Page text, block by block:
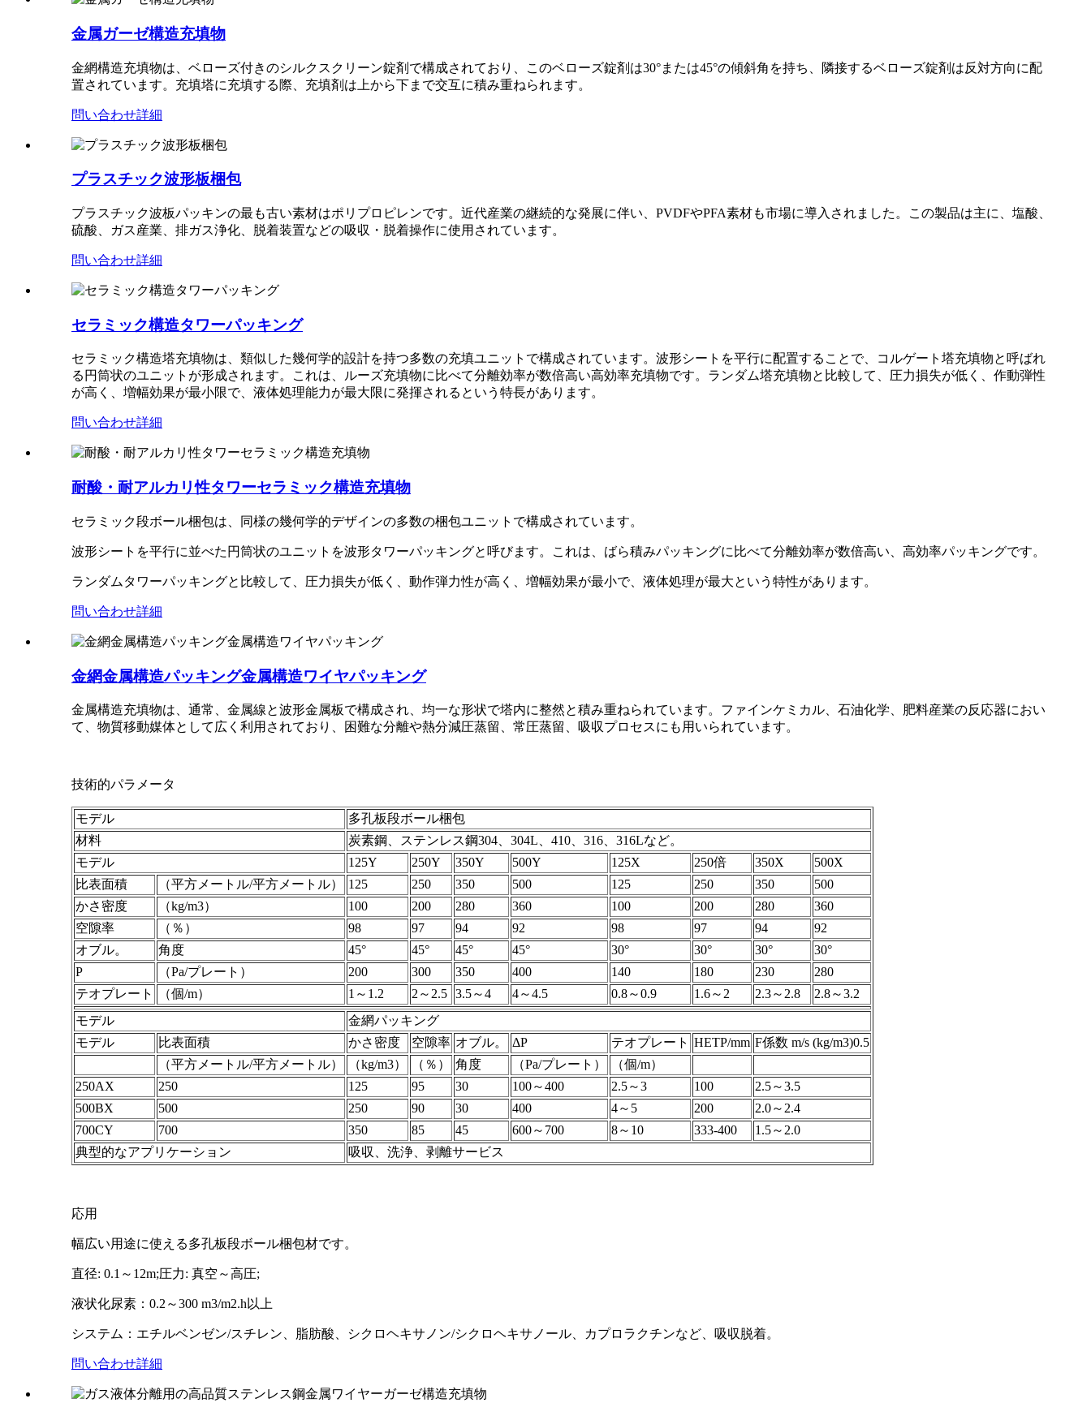
金属ガーゼ構造充填物
金網構造充填物は、ベローズ付きのシルクスクリーン錠剤で構成されており、このベローズ錠剤は30°または45°の傾斜角を持ち、隣接するベローズ錠剤は反対方向に配
置されています。充填塔に充填する際、充填剤は上から下まで交互に積み重ねられます。
問い合わせ詳細
プラスチック波形板梱包
プラスチック波板パッキンの最も古い素材はポリプロピレンです。近代産業の継続的な発展に伴い、PVDFやPFA素材も市場に導入されました。この製品は主に、塩酸、
硫酸、ガス産業、排ガス浄化、脱着装置などの吸収・脱着操作に使用されています。
問い合わせ詳細
セラミック構造タワーパッキング
セラミック構造塔充填物は、類似した幾何学的設計を持つ多数の充填ユニットで構成されています。波形シートを平行に配置することで、コルゲート塔充填物と呼ばれ
る円筒状のユニットが形成されます。これは、ルーズ充填物に比べて分離効率が数倍高い高効率充填物です。ランダム塔充填物と比較して、圧力損失が低く、作動弾性
が高く、増幅効果が最小限で、液体処理能力が最大限に発揮されるという特長があります。
問い合わせ詳細
耐酸・耐アルカリ性タワーセラミック構造充填物
セラミック段ボール梱包は、同様の幾何学的デザインの多数の梱包ユニットで構成されています。
波形シートを平行に並べた円筒状のユニットを波形タワーパッキングと呼びます。これは、ばら積みパッキングに比べて分離効率が数倍高い、高効率パッキングです。
ランダムタワーパッキングと比較して、圧力損失が低く、動作弾力性が高く、増幅効果が最小で、液体処理が最大という特性があります。
問い合わせ詳細
金網金属構造パッキング金属構造ワイヤパッキング
金属構造充填物は、通常、金属線と波形金属板で構成され、均一な形状で塔内に整然と積み重ねられています。ファインケミカル、石油化学、肥料産業の反応器におい
て、物質移動媒体として広く利用されており、困難な分離や熱分減圧蒸留、常圧蒸留、吸収プロセスにも用いられています。
技術的パラメータ
モデル
多孔板段ボール梱包
材料
炭素鋼、ステンレス鋼304、304L、410、316、316Lなど。
モデル
125Y 250Y 350Y 500Y 125X 250倍 350X
500X
比表面積
（平方メートル/平方メートル） 125 250 350 500 125 250 350
500
かさ密度
（kg/m3） 100 200 280 360 100 200 280
360
空隙率
（％） 98 97 94 92 98 97 94
92
オブル。
角度 45° 45° 45° 45° 30° 30° 30°
30°
P
（Pa/プレート） 200 300 350 400 140 180 230
280
テオプレート
（個/m） 1～1.2 2～2.5 3.5～4 4～4.5 0.8～0.9 1.6～2 2.3～2.8
2.8～3.2
モデル
金網パッキング
モデル
比表面積 かさ密度 空隙率 オブル。 ΔP テオプレート HETP/mm F係数 m/s (kg/m3)0.5
（平方メートル/平方メートル）
（kg/m3） （％） 角度 （Pa/プレート）
（個/m）
250AX
250 125 95 30 100～400 2.5～3 100
2.5～3.5
500BX
500 250 90 30 400 4～5 200
2.0～2.4
700CY
700 350 85 45 600～700 8～10 333-400
1.5～2.0
典型的なアプリケーション
吸収、洗浄、剥離サービス
応用
幅広い用途に使える多孔板段ボール梱包材です。
直径: 0.1～12m;圧力: 真空～高圧;
液状化尿素：0.2～300 m3/m2.h以上
システム：エチルベンゼン/スチレン、脂肪酸、シクロヘキサノン/シクロヘキサノール、カプロラクチンなど、吸収脱着。
問い合わせ詳細